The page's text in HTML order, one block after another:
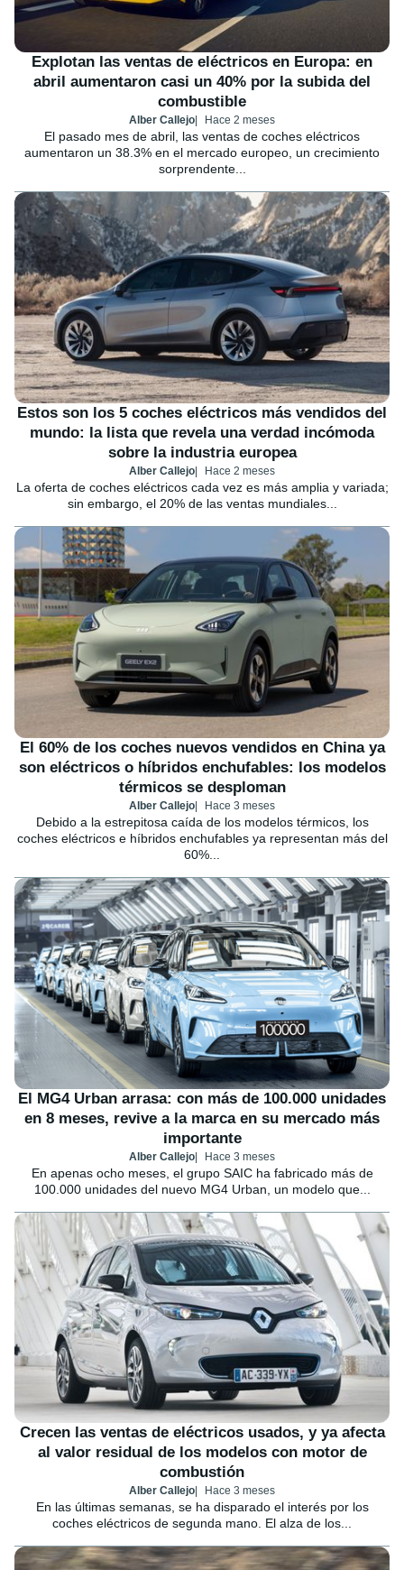
Explotan las ventas de eléctricos en Europa: en
abril aumentaron casi un 40% por la subida del
combustible
Alber Callejo Hace 2 meses
El pasado mes de abril, las ventas de coches eléctricos
aumentaron un 38.3% en el mercado europeo, un crecimiento
sorprendente...
Estos son los 5 coches eléctricos más vendidos del
mundo: la lista que revela una verdad incómoda
sobre la industria europea
Alber Callejo Hace 2 meses
La oferta de coches eléctricos cada vez es más amplia y variada;
sin embargo, el 20% de las ventas mundiales...
El 60% de los coches nuevos vendidos en China ya
son eléctricos o híbridos enchufables: los modelos
térmicos se desploman
Alber Callejo Hace 3 meses
Debido a la estrepitosa caída de los modelos térmicos, los
coches eléctricos e híbridos enchufables ya representan más del
60%...
El MG4 Urban arrasa: con más de 100.000 unidades
en 8 meses, revive a la marca en su mercado más
importante
Alber Callejo Hace 3 meses
En apenas ocho meses, el grupo SAIC ha fabricado más de
100.000 unidades del nuevo MG4 Urban, un modelo que...
Crecen las ventas de eléctricos usados, y ya afecta
al valor residual de los modelos con motor de
combustión
Alber Callejo Hace 3 meses
En las últimas semanas, se ha disparado el interés por los
coches eléctricos de segunda mano. El alza de los...